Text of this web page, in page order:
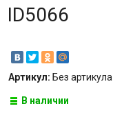
ID5066
Артикул: Без артикула
В наличии